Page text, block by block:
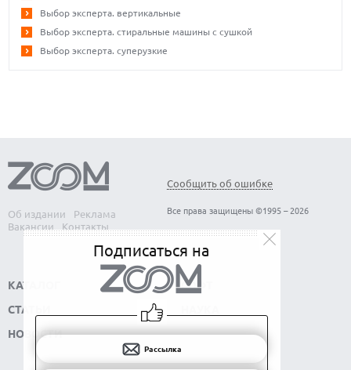
Выбор эксперта. вертикальные
Выбор эксперта. стиральные машины с сушкой
Выбор эксперта. суперузкие
Об издании
Реклама
Вакансии
Контакты
Сообщить об ошибке
Все права защищены ©1995 – 2026
КАТАЛОГ
СТАТЬИ
НОВОСТИ
СОФТ
Подписаться на
Рассылка